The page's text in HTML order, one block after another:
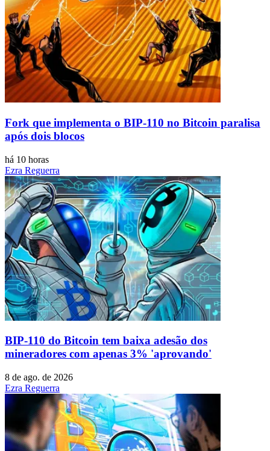
Fork que implementa o BIP-110 no Bitcoin paralisa
após dois blocos
há 10 horas
Ezra Reguerra
BIP-110 do Bitcoin tem baixa adesão dos
mineradores com apenas 3% 'aprovando'
8 de ago. de 2026
Ezra Reguerra